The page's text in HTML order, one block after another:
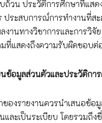
ถ้วน ประวัติการศึกษาที่แสด
ประสบการณ์การทำงานที่ส
งานทางวิชาการและการวิจั
มที่แสดงถึงความรับผิดชอบต่
นข้อมูลส่วนตัวและประวัติกา
ของรายงานควรนำเสนอข้อ
ละเป็นระเบียบ โดยรวมถึง